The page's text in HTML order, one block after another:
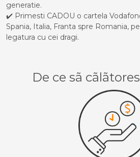
generatie.
✔️ Primesti CADOU o cartela
Spania, Italia, Franta spre Romania,
legatura cu cei dragi.
De ce sã